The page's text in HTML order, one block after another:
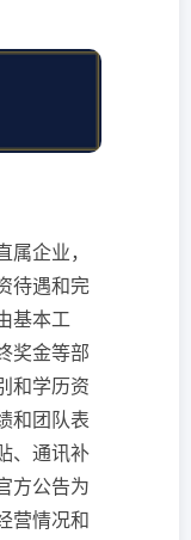
企业，
待遇和完
基本工
奖金等部
和学历资
和团队表
、通讯补
方公告为
营情况和